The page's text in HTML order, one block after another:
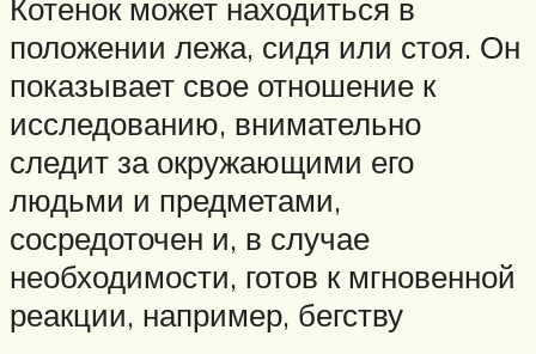
Котенок может находиться в
положении лежа, сидя или стоя. Он
показывает свое отношение к
исследованию, внимательно
следит за окружающими его
людьми и предметами,
сосредоточен и, в случае
необходимости, готов к мгновенной
реакции, например, бегству